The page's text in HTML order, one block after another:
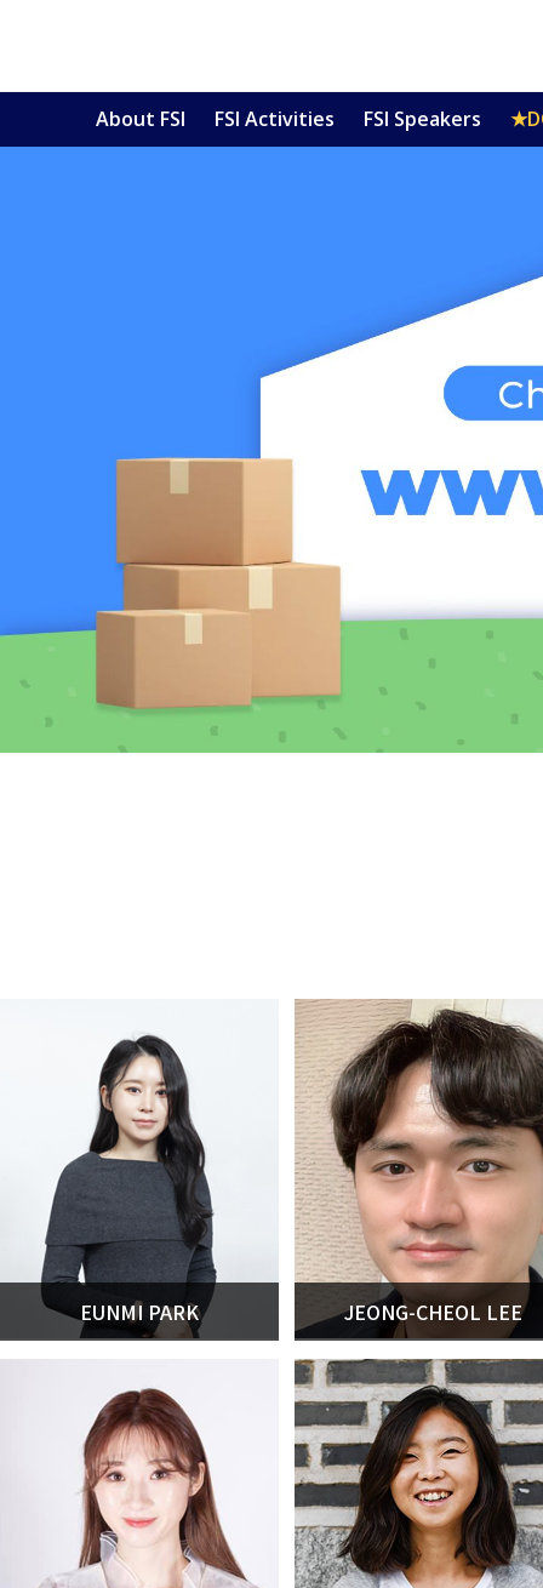
About FSI FSI Activities FSI Speakers